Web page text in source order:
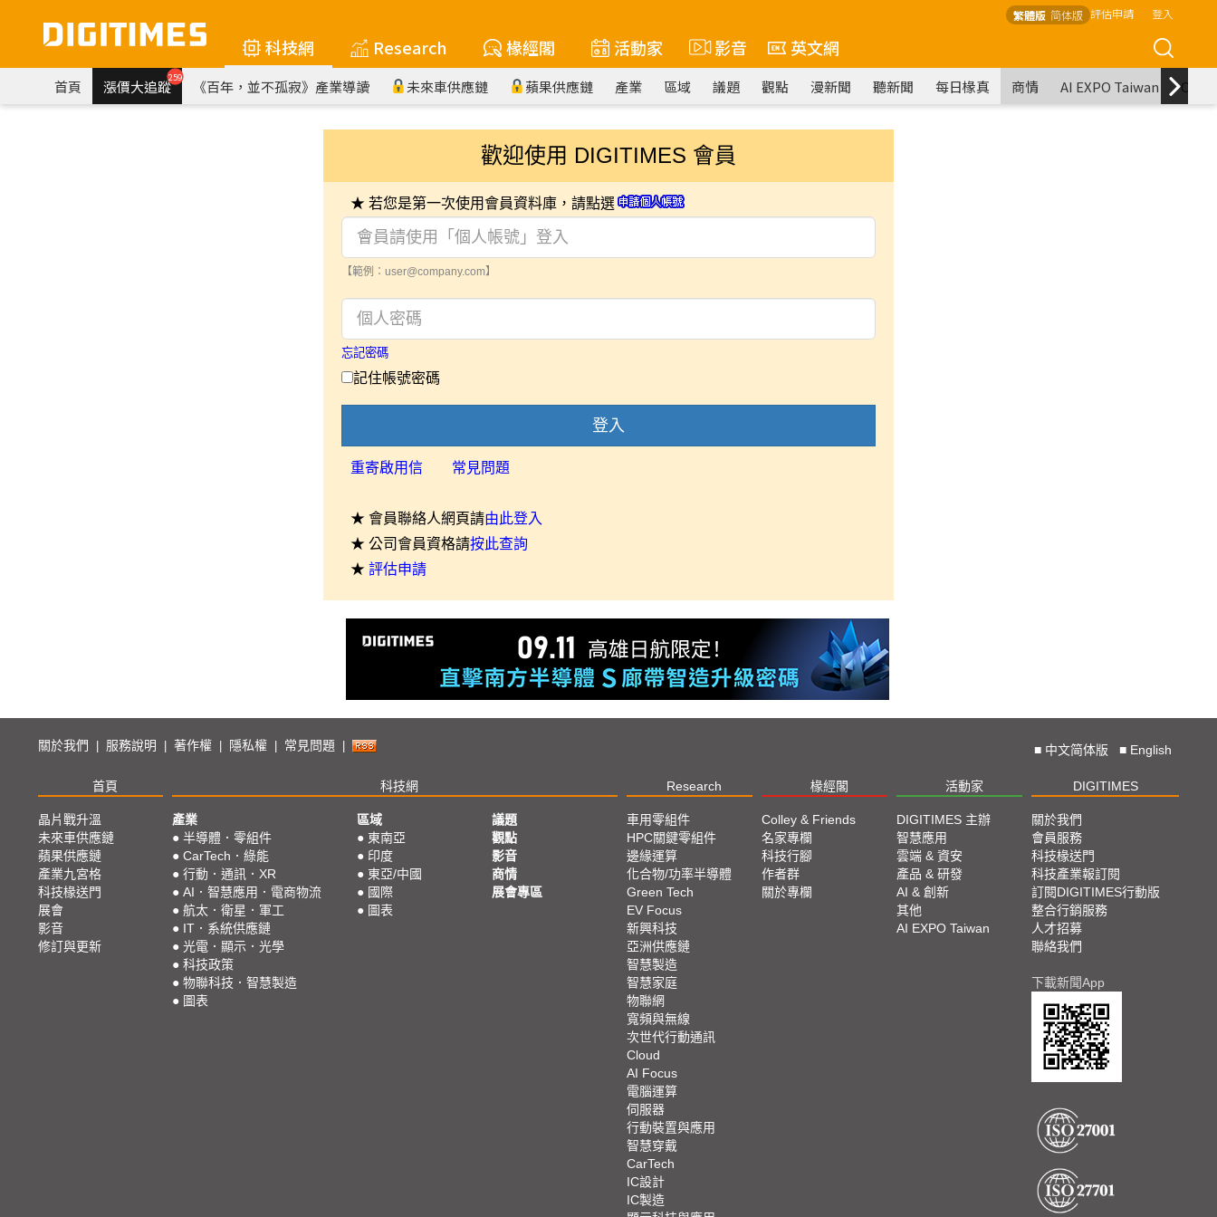
繁體版 简体版 評估申請 登入
科技網 Research 椽經閣 活動家 影音 英文網
首頁 漲價大追蹤259 《百年，並不孤寂》產業導讀 未來車供應鏈 蘋果供應鏈 產業 區域 議題 觀點 漫新聞 聽新聞 每日椽真 商情 AI EXPO Taiwan
歡迎使用 DIGITIMES 會員
★ 若您是第一次使用會員資料庫，請點選
【範例：user@company.com】
忘記密碼
記住帳號密碼
登入
重寄啟用信 常見問題
★ 會員聯絡人網頁請由此登入
★ 公司會員資格請按此查詢
★ 評估申請
關於我們 服務說明 著作權 隱私權 常見問題 ■ 中文简体版 ■ English
首頁 科技網 Research 椽經閣 活動家 DIGITIMES
晶片戰升溫
未來車供應鏈
蘋果供應鏈
產業九宮格
科技椽送門
展會
影音
修訂與更新
產業
● 半導體．零組件
● CarTech．綠能
● 行動．通訊．XR
● AI．智慧應用．電商物流
● 航太．衛星．軍工
● IT．系統供應鏈
● 光電．顯示．光學
● 科技政策
● 物聯科技．智慧製造
● 圖表
區域
● 東南亞
● 印度
● 東亞/中國
● 國際
● 圖表
議題
觀點
影音
商情
展會專區
車用零組件
HPC關鍵零組件
邊緣運算
化合物/功率半導體
Green Tech
EV Focus
新興科技
亞洲供應鏈
智慧製造
智慧家庭
物聯網
寬頻與無線
次世代行動通訊
Cloud
AI Focus
電腦運算
伺服器
行動裝置與應用
智慧穿戴
CarTech
IC設計
IC製造
Colley & Friends
名家專欄
科技行腳
作者群
關於專欄
DIGITIMES 主辦
智慧應用
雲端 & 資安
產品 & 研發
AI & 創新
其他
AI EXPO Taiwan
關於我們
會員服務
科技椽送門
科技產業報訂閱
訂閱DIGITIMES行動版
整合行銷服務
人才招募
聯絡我們
下載新聞App